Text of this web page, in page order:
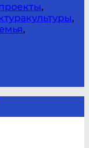
,
,
,